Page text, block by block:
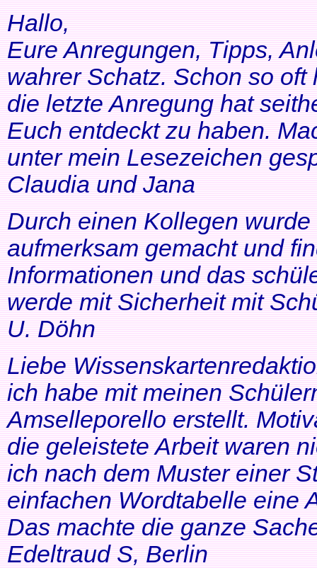
Hallo,
Eure Anregungen, Tipps,
wahrer Schatz. Schon so
die letzte Anregung hat
Euch entdeckt zu haben.
unter mein Lesezeichen
Claudia und Jana
Durch einen Kollegen
aufmerksam gemacht und
Informationen und das
werde mit Sicherheit mit
U. Döhn
Liebe
ich habe mit meinen
Amselleporello erstellt.
die geleistete Arbeit waren
ich nach dem Muster einer
einfachen Wordtabelle eine
Das machte die ganze
Edeltraud S, Berlin